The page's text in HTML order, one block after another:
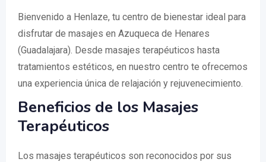
Bienvenido a Henlaze, tu centro de bienestar ideal para
disfrutar de masajes en Azuqueca de Henares
(Guadalajara). Desde masajes terapéuticos hasta
tratamientos estéticos, en nuestro centro te ofrecemos
una experiencia única de relajación y rejuvenecimiento.
Beneficios de los Masajes
Terapéuticos
Los masajes terapéuticos son reconocidos por sus